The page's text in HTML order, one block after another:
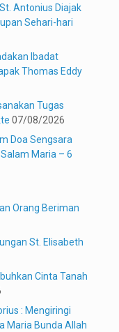
Antonius Diajak
Sehari-hari
Ibadat
Thomas Eddy
Tugas
07/08/2026
Doa Sengsara
Maria – 6
Orang Beriman
St. Elisabeth
Cinta Tanah
: Mengiringi
Maria Bunda Allah